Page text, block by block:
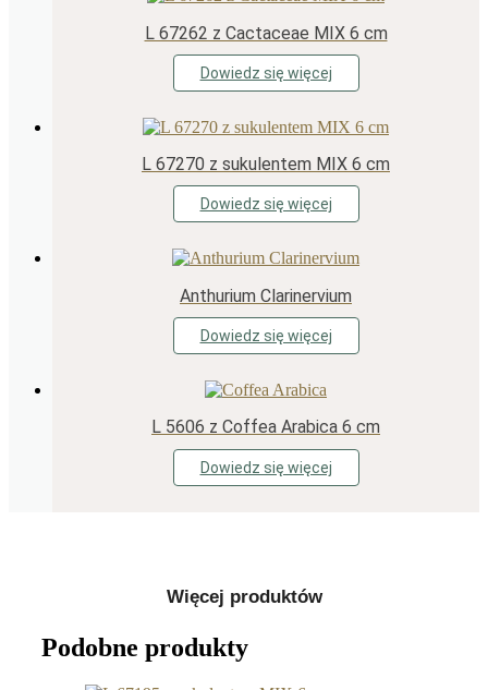
L 67262 z Cactaceae MIX 6 cm
Dowiedz się więcej
L 67270 z sukulentem MIX 6 cm
Dowiedz się więcej
Anthurium Clarinervium
Dowiedz się więcej
L 5606 z Coffea Arabica 6 cm
Dowiedz się więcej
Więcej produktów
Podobne produkty